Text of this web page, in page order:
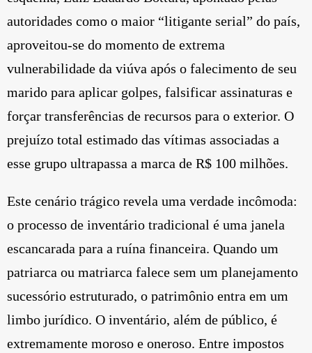
autoridades como o maior “litigante serial” do país,
aproveitou-se do momento de extrema
vulnerabilidade da viúva após o falecimento de seu
marido para aplicar golpes, falsificar assinaturas e
forçar transferências de recursos para o exterior. O
prejuízo total estimado das vítimas associadas a
esse grupo ultrapassa a marca de R$ 100 milhões.
Este cenário trágico revela uma verdade incômoda:
o processo de inventário tradicional é uma janela
escancarada para a ruína financeira. Quando um
patriarca ou matriarca falece sem um planejamento
sucessório estruturado, o patrimônio entra em um
limbo jurídico. O inventário, além de público, é
extremamente moroso e oneroso. Entre impostos